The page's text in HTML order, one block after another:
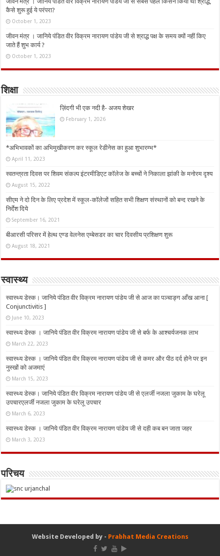
कैसे शुरू हुई ये परंपरा?
October 1, 2023
जीवन मंत्र । जानिये पंडित वीर विक्रम नारायण पांडेय जी से श्राद्ध पक्ष के समय क्यों नहीं किए
जाते हैं शुभ कार्य ?
October 1, 2023
शिक्षा
ज़िंदगी भी एक नदी है- अजय शेखर
February 1, 2026
*अभिभावकों का अभिमुखीकरण कर स्कूल रेडीनेस का हुआ शुभारम्भ*
April 11, 2023
स्वतन्त्रता दिवस पर शिवम संकल्प इंटरमीडिएट कॉलेज के बच्चों ने निकाला झांकी के मनोरम दृश्य
August 15, 2022
सीएम ने दो दिन के लिए प्रदेश में स्कूल-कॉलेजों सहित सभी शिक्षण संस्थानों को बन्द रखने के
निर्देश दिये
September 16, 2021
बीआरसी परिसर में हेल्थ एण्ड वेलनेस एम्बेसडर का चार दिवसीय प्रशिक्षण शुरू
August 18, 2021
स्वास्थ्य
स्वास्थ्य डेस्क। जानिये पंडित वीर विक्रम नारायण पांडेय जी से आज का पञ्चाङ्ग आँख आना [
Conjunctivitis ]
June 10, 2023
स्वास्थ्य डेस्क । जानिये पंडित वीर विक्रम नारायण पांडेय जी से बर्फ के आश्चर्यजनक लाभ
March 22, 2023
स्वास्थ्य डेस्क । जानिये पंडित वीर विक्रम नारायण पांडेय जी से कमर और पीठ दर्द होने पर इन
नुस्‍खों को अजमाएं
March 15, 2023
स्वास्थ्य डेस्क। जानिये पंडित वीर विक्रम नारायण पांडेय जी से एलर्जी नजला जुकाम के घरेलू
उपचारएलर्जी नजला जुकाम के घरेलू उपचार
March 6, 2023
स्वास्थ्य डेस्क । जानिये पंडित वीर विक्रम नारायण पांडेय जी से दही कब बन जाता जहर
March 3, 2023
परिचय
Website Developed by - Prabhat Media Creations